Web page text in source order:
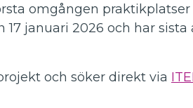
omgången praktikplatser
januari 2026 och har
och söker direkt via